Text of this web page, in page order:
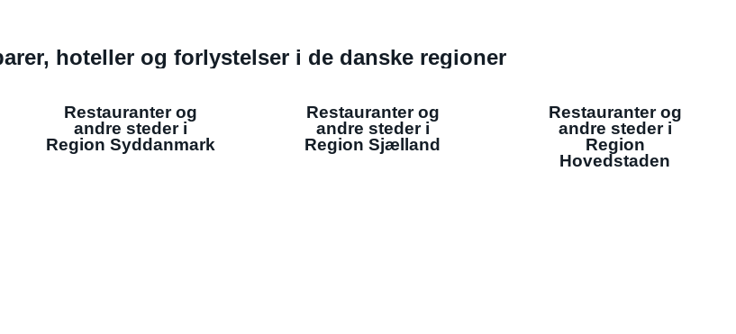
hoteller og forlystelser i de danske regioner
Restauranter og
andre steder i
Region Syddanmark
Restauranter og
andre steder i
Region Sjælland
Restauranter og
andre steder i
Region
Hovedstaden